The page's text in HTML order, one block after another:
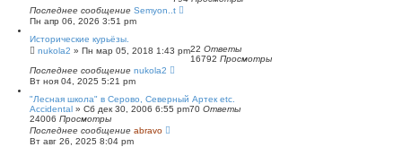
Последнее сообщение Semyon..t
Пн апр 06, 2026 3:51 pm
Исторические курьёзы.
nukola2 » Пн мар 05, 2018 1:43 pm22 Ответы
16792 Просмотры
Последнее сообщение nukola2
Вт ноя 04, 2025 5:21 pm
"Лесная школа" в Серово, Северный Артек etc.
Accidental » Сб дек 30, 2006 6:55 pm70 Ответы
24006 Просмотры
Последнее сообщение abravo
Вт авг 26, 2025 8:04 pm